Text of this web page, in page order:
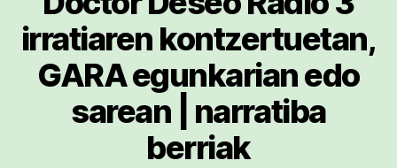
irratiaren kontzertuetan,
GARA egunkarian edo
sarean | narratiba
berriak